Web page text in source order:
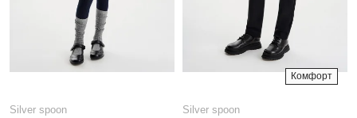
Silver spoon
Комфорт
Silver spoon